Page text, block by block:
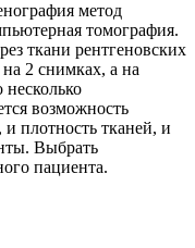
метод
томография.
ткани рентгеновских
2 снимках, а на
несколько
возможность
и плотность тканей, и
Выбрать
пациента.